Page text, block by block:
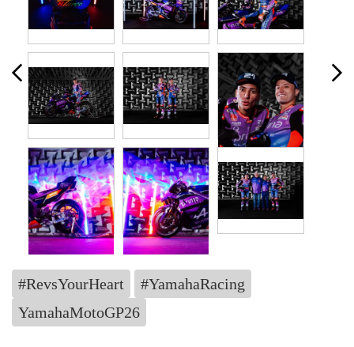
#RevsYourHeart
#YamahaRacing
YamahaMotoGP26